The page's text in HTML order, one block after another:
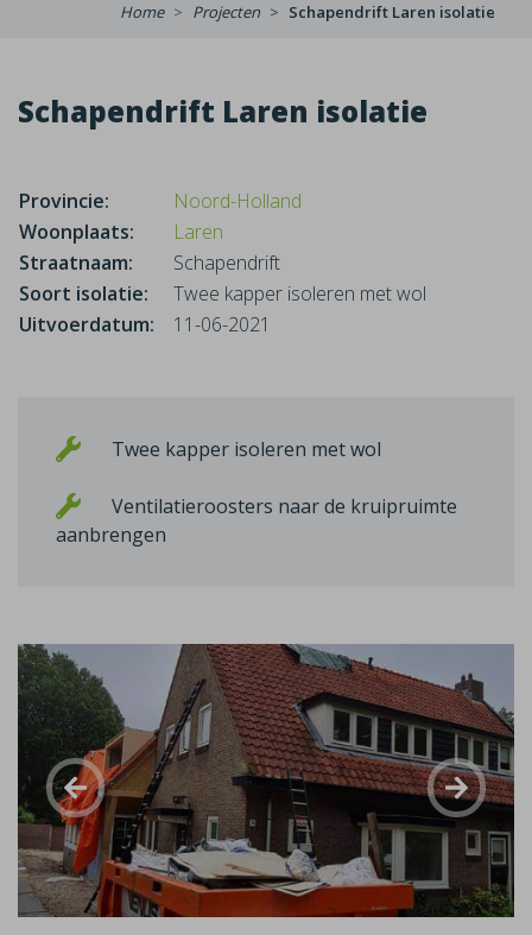
Home Projecten Schapendrift Laren isolatie
Schapendrift Laren isolatie
Provincie:
Noord-Holland
Woonplaats:
Laren
Straatnaam:
Schapendrift
Soort isolatie:
Twee kapper isoleren met wol
Uitvoerdatum:
11-06-2021
Twee kapper isoleren met wol
Ventilatieroosters naar de kruipruimte
aanbrengen